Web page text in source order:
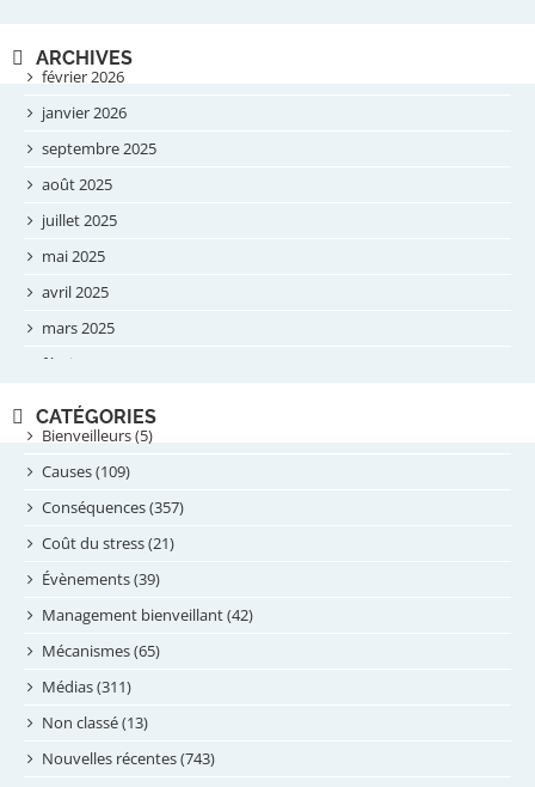
ARCHIVES
février 2026
janvier 2026
septembre 2025
août 2025
juillet 2025
mai 2025
avril 2025
mars 2025
février 2025
septembre 2024
août 2024
juillet 2024
juin 2024
mai 2024
avril 2024
février 2024
janvier 2024
novembre 2023
octobre 2023
CATÉGORIES
Bienveilleurs (5)
Causes (109)
Conséquences (357)
Coût du stress (21)
Évènements (39)
Management bienveillant (42)
Mécanismes (65)
Médias (311)
Non classé (13)
Nouvelles récentes (743)